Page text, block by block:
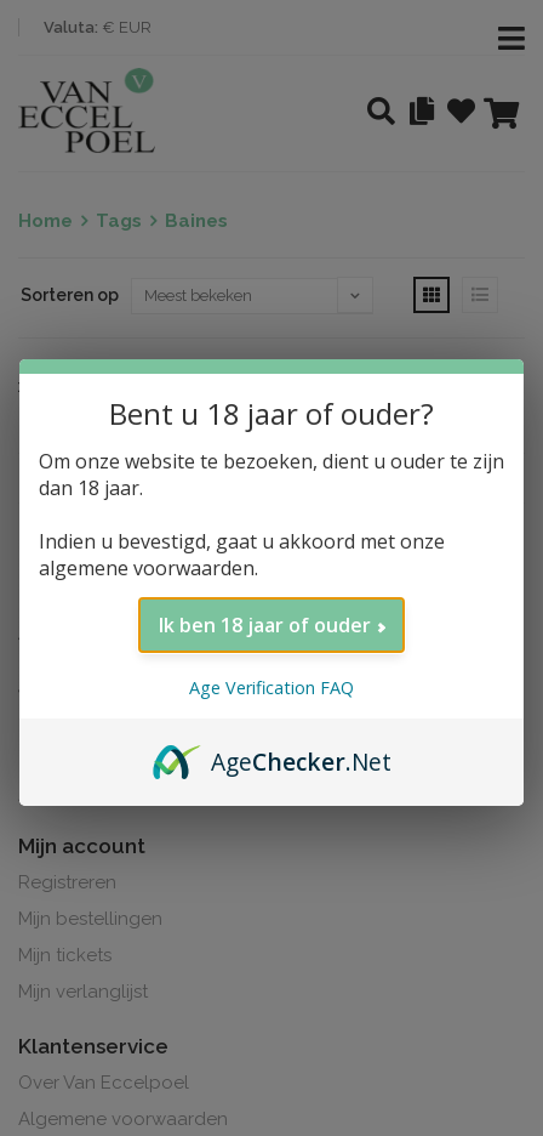
Valuta: € EUR
Home Tags Baines
Sorteren op
Nothing found
Mijn account
Registreren
Mijn bestellingen
Mijn tickets
Mijn verlanglijst
Klantenservice
Over Van Eccelpoel
Algemene voorwaarden
Bent u 18 jaar of ouder?
Om onze website te bezoeken, dient u ouder te zijn
dan 18 jaar.
Indien u bevestigd, gaat u akkoord met onze
algemene voorwaarden.
Ik ben 18 jaar of ouder
Age Verification FAQ
AgeChecker.Net